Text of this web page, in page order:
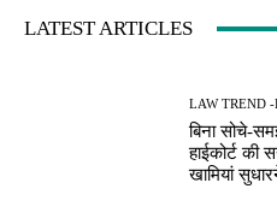
LATEST ARTICLES
LAW TREND
बिना सोचे-
हाईकोर्ट की
खामियां